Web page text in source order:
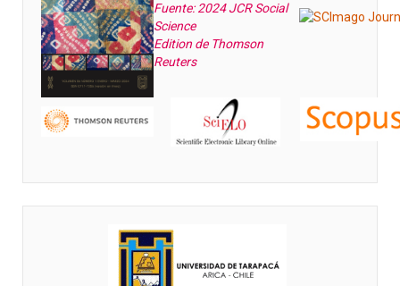
Fuente: 2024 JCR Social
Science
Edition de Thomson
Reuters